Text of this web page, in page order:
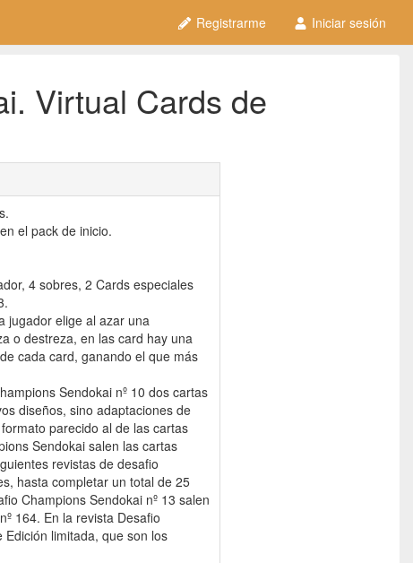
Registrarme Iniciar sesión
Virtual Cards de
el pack de inicio.
4 sobres, 2 Cards especiales
jugador elige al azar una
o destreza, en las card hay una
cada card, ganando el que más
Sendokai nº 10 dos cartas
diseños, sino adaptaciones de
parecido al de las cartas
Sendokai salen las cartas
revistas de desafio
hasta completar un total de 25
Champions Sendokai nº 13 salen
164. En la revista Desafio
Edición limitada, que son los